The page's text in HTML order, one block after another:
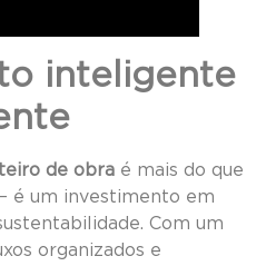
inteligente
de obra é mais do que
é um investimento em
Com um
organizados e